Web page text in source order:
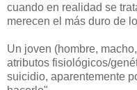
cuando en realidad se
merecen el más duro de
Un joven (hombre,
atributos fisiológicos/
suicidio, aparentemente